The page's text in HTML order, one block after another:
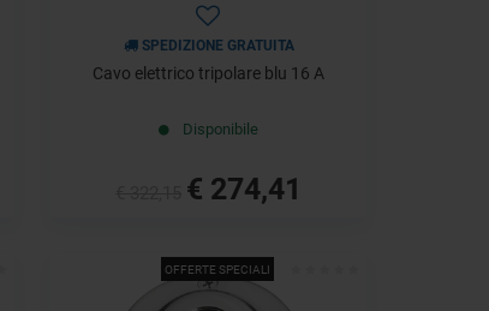
SPEDIZIONE GRATUITA
Cavo elettrico tripolare blu 16 A
Disponibile
€ 274,41
OFFERTE SPECIALI